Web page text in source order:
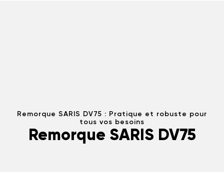
Remorque SARIS DV75 : Pratique et robuste pour
tous vos besoins
Remorque SARIS DV75